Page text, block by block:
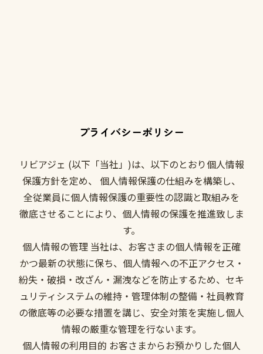
プライバシーポリシー
リビアジェ (以下「当社」)は、以下のとおり個人情報
保護方針を定め、 個人情報保護の仕組みを構築し、
全従業員に個人情報保護の重要性の認識と取組みを
徹底させることにより、個人情報の保護を推進致しま
す。
個人情報の管理 当社は、お客さまの個人情報を正確
かつ最新の状態に保ち、個人情報への不正アクセス・
紛失・破損・改ざん・漏洩などを防止するため、セキ
ュリティシステムの維持・管理体制の整備・社員教育
の徹底等の必要な措置を講じ、安全対策を実施し個人
情報の厳重な管理を行ないます。
個人情報の利用目的 お客さまからお預かりした個人